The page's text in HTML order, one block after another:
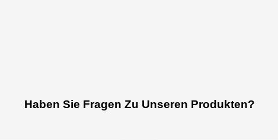
Haben Sie Fragen Zu Unseren Produkten?